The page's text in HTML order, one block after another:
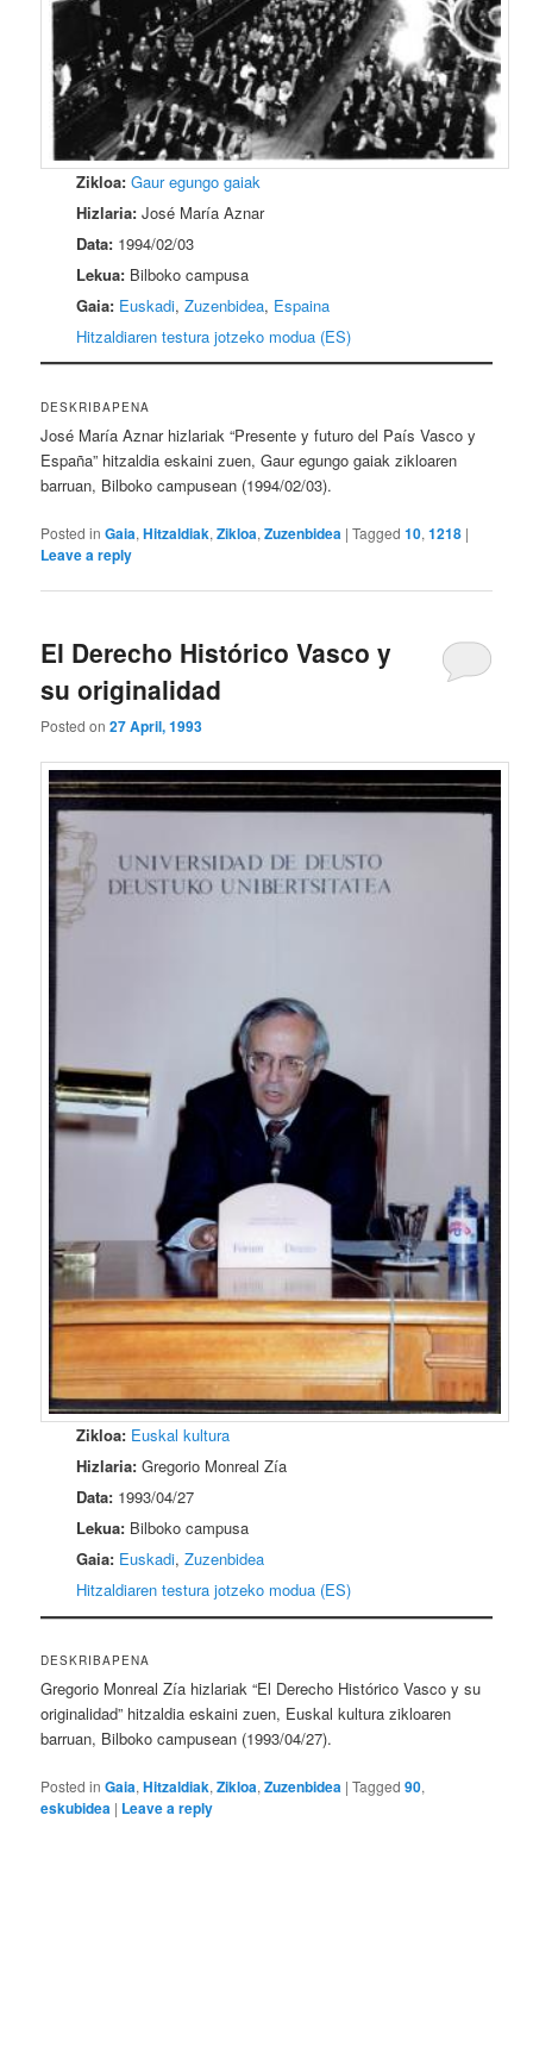
Zikloa: Gaur egungo gaiak
Hizlaria: José María Aznar
Data: 1994/02/03
Lekua: Bilboko campusa
Gaia: Euskadi,Zuzenbidea, Espaina
Hitzaldiaren testura jotzeko modua (ES)
DESKRIBAPENA
José María Aznar hizlariak “Presente y futuro del País Vasco y
España” hitzaldia eskaini zuen, Gaur egungo gaiak zikloaren
barruan, Bilboko campusean (1994/02/03).
Posted in Gaia,Hitzaldiak,Zikloa,Zuzenbidea |Tagged 10,1218 |
Leave a reply
El Derecho Histórico Vasco y
su originalidad
Posted on27 April, 1993
Zikloa: Euskal kultura
Hizlaria: Gregorio Monreal Zía
Data: 1993/04/27
Lekua: Bilboko campusa
Gaia: Euskadi,Zuzenbidea
Hitzaldiaren testura jotzeko modua (ES)
DESKRIBAPENA
Gregorio Monreal Zía hizlariak “El Derecho Histórico Vasco y su
originalidad” hitzaldia eskaini zuen, Euskal kultura zikloaren
barruan, Bilboko campusean (1993/04/27).
Posted in Gaia,Hitzaldiak,Zikloa,Zuzenbidea |Tagged 90,
eskubidea | Leave a reply